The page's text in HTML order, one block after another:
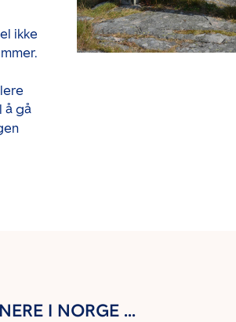
ikke
å gå
I NORGE ...